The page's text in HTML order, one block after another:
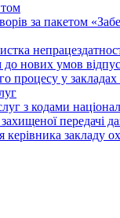
за пакетом
нових умов
процесу у
з кодами
передачі
закладу